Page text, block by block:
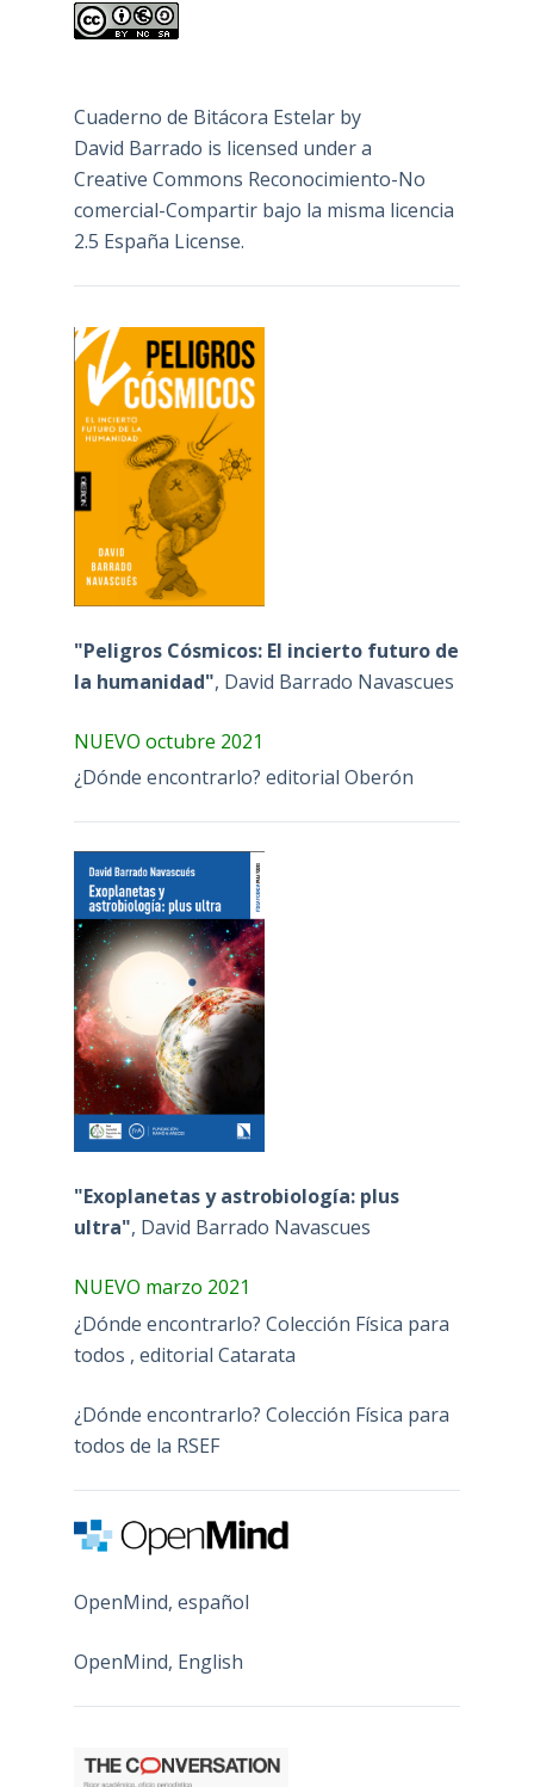
Cuaderno de Bitácora Estelarby
David Barrado is licensed under a
Creative Commons Reconocimiento-No
comercial-Compartir bajo la misma licencia
2.5 España License.
"Peligros Cósmicos: El incierto futuro de
la humanidad", David Barrado Navascues
NUEVO octubre 2021
¿Dónde encontrarlo? editorial Oberón
"Exoplanetas y astrobiología: plus
ultra", David Barrado Navascues
NUEVO marzo 2021
¿Dónde encontrarlo? Colección Física para
todos , editorial Catarata
¿Dónde encontrarlo? Colección Física para
todos de la RSEF
OpenMind, español
OpenMind, English